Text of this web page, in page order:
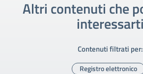
Altri contenuti che
interessarti
Contenuti filtrati per:
Registro elettronico